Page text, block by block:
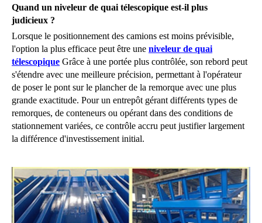
Quand un niveleur de quai télescopique est-il plus
judicieux ?
Lorsque le positionnement des camions est moins prévisible,
l'option la plus efficace peut être une niveleur de quai
télescopique Grâce à une portée plus contrôlée, son rebord peut
s'étendre avec une meilleure précision, permettant à l'opérateur
de poser le pont sur le plancher de la remorque avec une plus
grande exactitude. Pour un entrepôt gérant différents types de
remorques, de conteneurs ou opérant dans des conditions de
stationnement variées, ce contrôle accru peut justifier largement
la différence d'investissement initial.